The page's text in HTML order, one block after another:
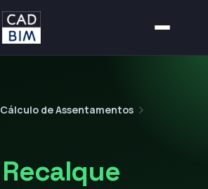
Cálculo de Assentamentos
Recalque